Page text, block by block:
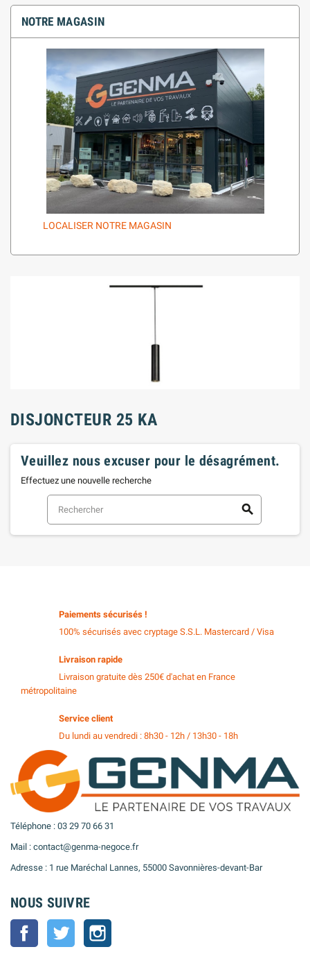
NOTRE MAGASIN
LOCALISER NOTRE MAGASIN
DISJONCTEUR 25 KA
Veuillez nous excuser pour le désagrément.
Effectuez une nouvelle recherche
search
Paiements sécurisés !
100% sécurisés avec cryptage S.S.L. Mastercard / Visa
Livraison rapide
Livraison gratuite dès 250€ d'achat en France
métropolitaine
Service client
Du lundi au vendredi : 8h30 - 12h / 13h30 - 18h
Téléphone : 03 29 70 66 31
Mail : contact@genma-negoce.fr
Adresse : 1 rue Maréchal Lannes, 55000 Savonnières-devant-Bar
NOUS SUIVRE
Facebook Twitter